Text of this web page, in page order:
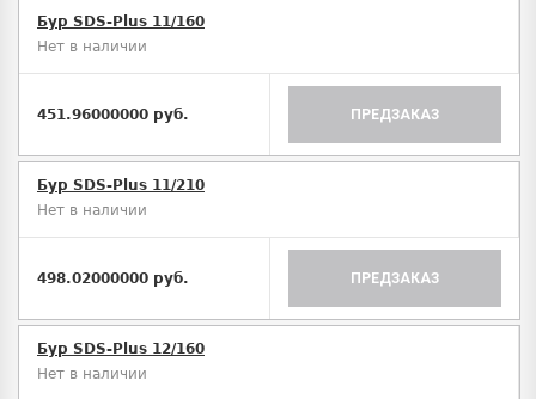
Бур SDS-Plus 11/160
Нет в наличии
451.96000000 руб. ПРЕДЗАКАЗ
Бур SDS-Plus 11/210
Нет в наличии
498.02000000 руб. ПРЕДЗАКАЗ
Бур SDS-Plus 12/160
Нет в наличии